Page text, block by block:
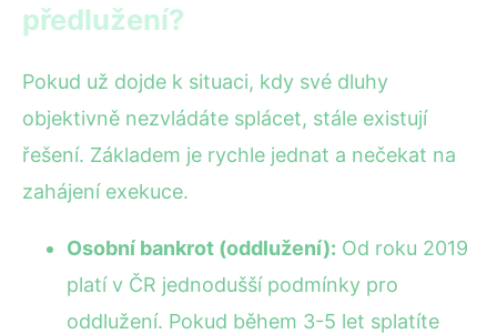
předlužení?
Pokud už dojde k situaci, kdy své dluhy
objektivně nezvládáte splácet, stále existují
řešení. Základem je rychle jednat a nečekat na
zahájení exekuce.
Osobní bankrot (oddlužení): Od roku 2019
platí v ČR jednodušší podmínky pro
oddlužení. Pokud během 3-5 let splatíte